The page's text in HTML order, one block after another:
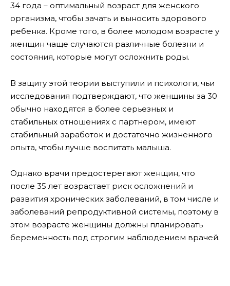
34 года – оптимальный возраст для женского
организма, чтобы зачать и выносить здорового
ребенка. Кроме того, в более молодом возрасте у
женщин чаще случаются различные болезни и
состояния, которые могут осложнить роды.
В защиту этой теории выступили и психологи, чьи
исследования подтверждают, что женщины за 30
обычно находятся в более серьезных и
стабильных отношениях с партнером, имеют
стабильный заработок и достаточно жизненного
опыта, чтобы лучше воспитать малыша.
Однако врачи предостерегают женщин, что
после 35 лет возрастает риск осложнений и
развития хронических заболеваний, в том числе и
заболеваний репродуктивной системы, поэтому в
этом возрасте женщины должны планировать
беременность под строгим наблюдением врачей.